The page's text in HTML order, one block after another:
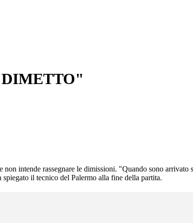
intende rassegnare le dimissioni. "Quando sono arrivato
il tecnico del Palermo alla fine della partita.